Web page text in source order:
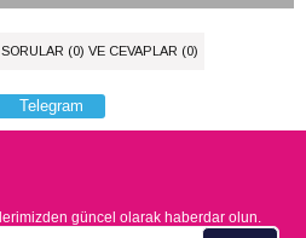
SORULAR (0) VE CEVAPLAR (0)
Telegram
güncel olarak haberdar olun.